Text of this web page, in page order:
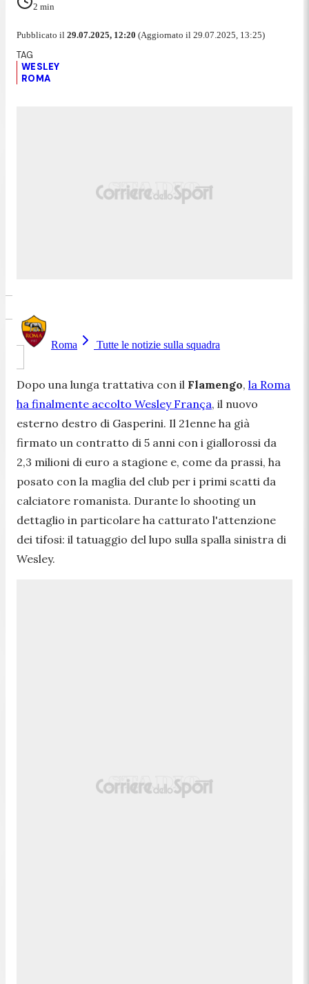
2 min
Pubblicato il 29.07.2025, 12:20 (Aggiornato il 29.07.2025, 13:25)
WESLEY
ROMA
Roma Tutte le notizie sulla squadra
Dopo una lunga trattativa con il Flamengo, la Roma
ha finalmente accolto Wesley França, il nuovo
esterno destro di Gasperini. Il 21enne ha già
firmato un contratto di 5 anni con i giallorossi da
2,3 milioni di euro a stagione e, come da prassi, ha
posato con la maglia del club per i primi scatti da
calciatore romanista. Durante lo shooting un
dettaglio in particolare ha catturato l'attenzione
dei tifosi: il tatuaggio del lupo sulla spalla sinistra di
Wesley.